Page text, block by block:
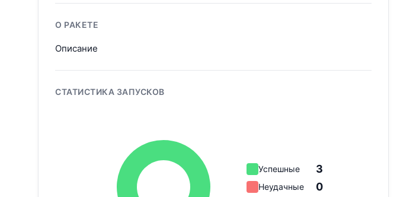
О РАКЕТЕ
Описание
СТАТИСТИКА ЗАПУСКОВ
Успешные 3
Неудачные 0